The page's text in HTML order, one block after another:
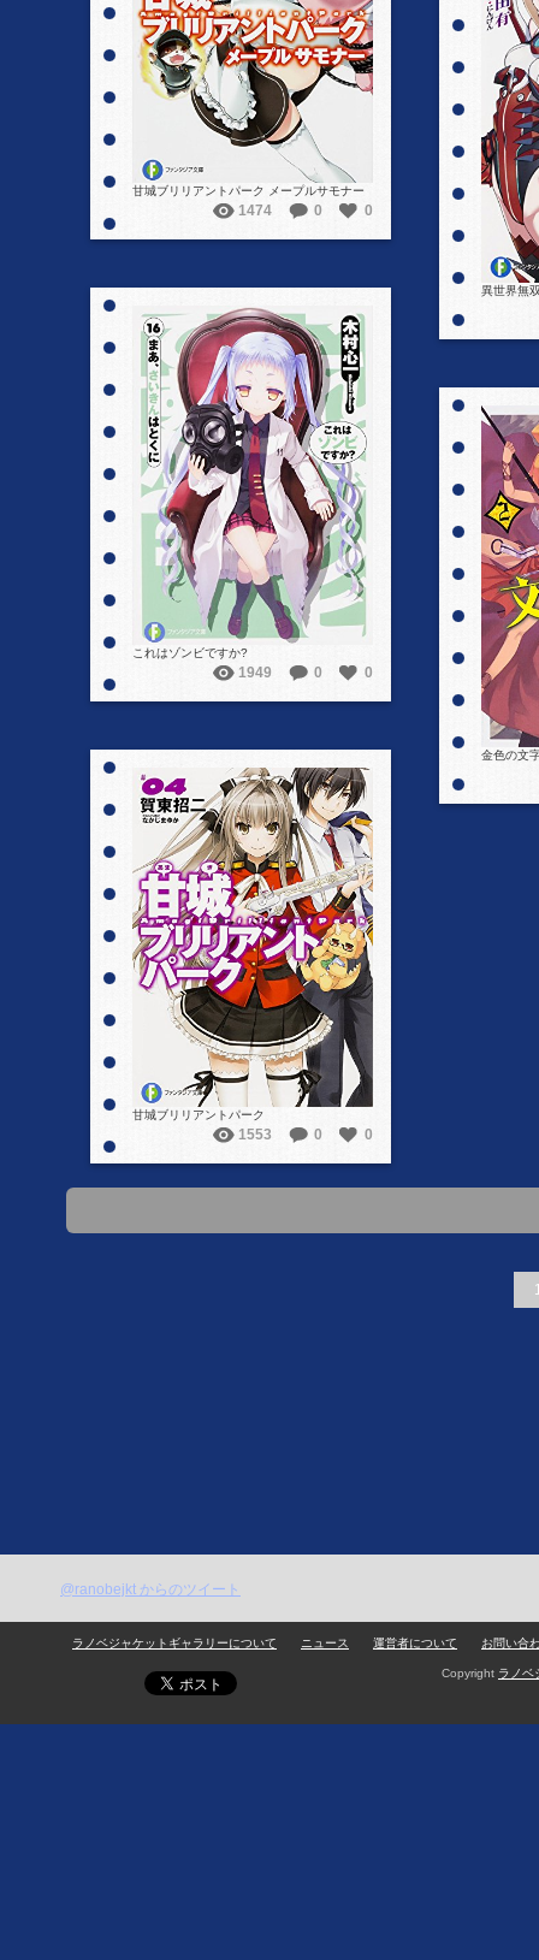
詳細を見る
甘城ブリリアントパーク メープルサモナー
1474 0 0
異世界無
詳細を見る
これはゾンビですか?
1949 0 0
金色の文
詳細を見る
甘城ブリリアントパーク
1553 0 0
@ranobejkt からのツイート
ラノベジャケットギャラリーについて ニュース 運営者について お問い合
Copyright ラノベ